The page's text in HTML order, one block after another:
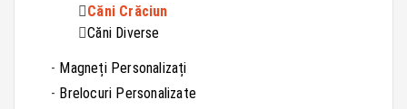
Căni Crăciun
Căni Diverse
Magneți Personalizați
Brelocuri Personalizate